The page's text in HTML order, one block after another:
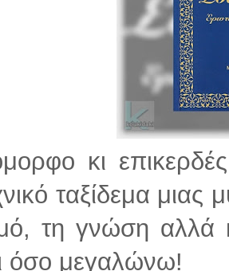
κι
ταξίδεμα μιας
τη γνώση
όσο μεγαλώνω!